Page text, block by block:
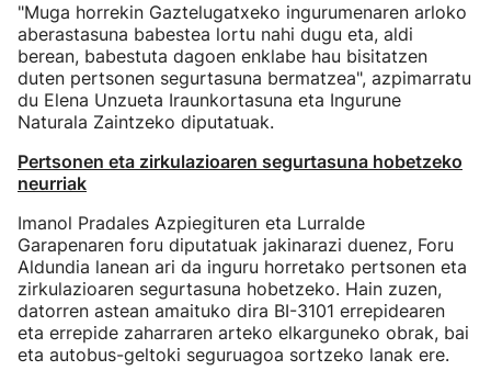
"Muga horrekin Gaztelugatxeko ingurumenaren arloko
aberastasuna babestea lortu nahi dugu eta, aldi
berean, babestuta dagoen enklabe hau bisitatzen
duten pertsonen segurtasuna bermatzea", azpimarratu
du Elena Unzueta Iraunkortasuna eta Ingurune
Naturala Zaintzeko diputatuak.
Pertsonen eta zirkulazioaren segurtasuna hobetzeko
neurriak
Imanol Pradales Azpiegituren eta Lurralde
Garapenaren foru diputatuak jakinarazi duenez, Foru
Aldundia lanean ari da inguru horretako pertsonen eta
zirkulazioaren segurtasuna hobetzeko. Hain zuzen,
datorren astean amaituko dira BI-3101 errepidearen
eta errepide zaharraren arteko elkarguneko obrak, bai
eta autobus-geltoki seguruagoa sortzeko lanak ere.